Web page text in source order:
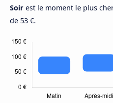
Soir est le moment le plus
de 53 €.